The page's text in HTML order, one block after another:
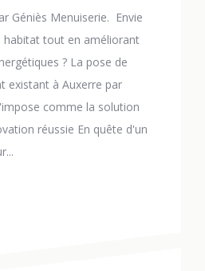
Géniès Menuiserie. Envie
habitat tout en améliorant
? La pose de
existant à Auxerre par
comme la solution
réussie En quête d'un